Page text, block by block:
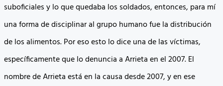
suboficiales y lo que quedaba los soldados, entonces, para mí
una forma de disciplinar al grupo humano fue la distribución
de los alimentos. Por eso esto lo dice una de las víctimas,
específicamente que lo denuncia a Arrieta en el 2007. El
nombre de Arrieta está en la causa desde 2007, y en ese